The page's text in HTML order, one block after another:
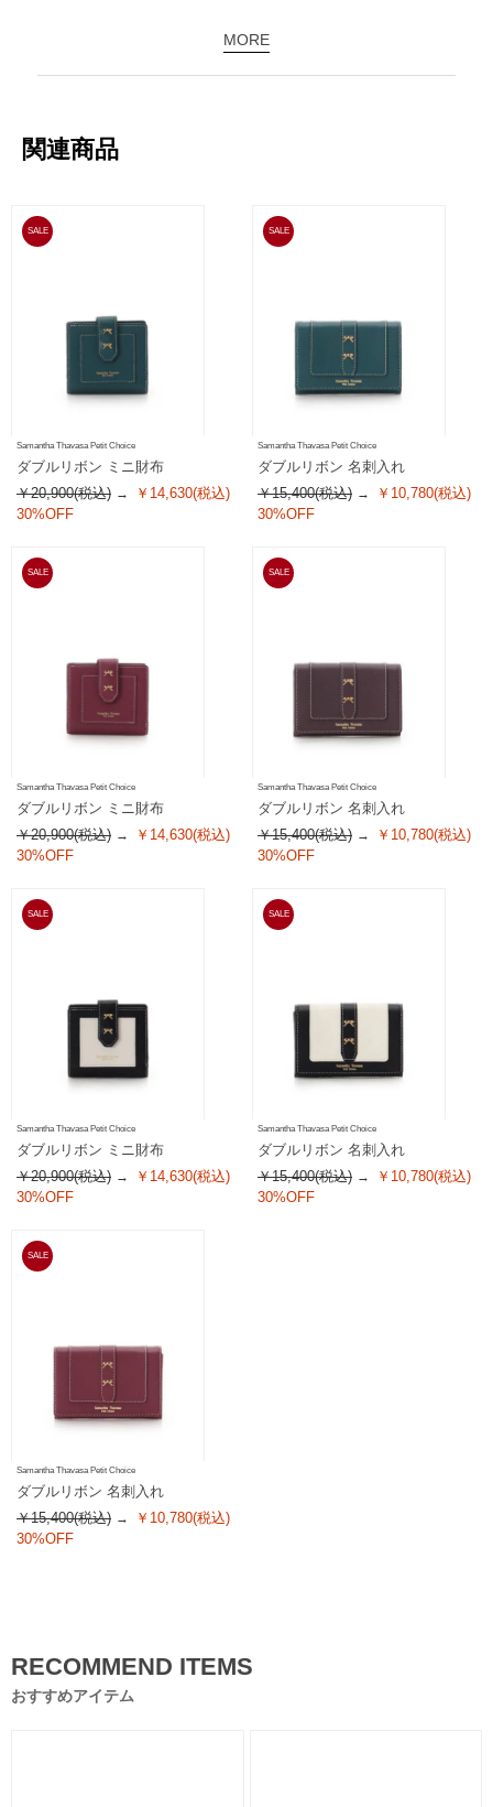
MORE
関連商品
SALE
Samantha Thavasa Petit Choice
ダブルリボン ミニ財布
￥20,900(税込)
￥14,630(税込)
30%OFF
SALE
Samantha Thavasa Petit Choice
ダブルリボン 名刺入れ
￥15,400(税込)
￥10,780(税込)
30%OFF
SALE
Samantha Thavasa Petit Choice
ダブルリボン ミニ財布
￥20,900(税込)
￥14,630(税込)
30%OFF
SALE
Samantha Thavasa Petit Choice
ダブルリボン 名刺入れ
￥15,400(税込)
￥10,780(税込)
30%OFF
SALE
Samantha Thavasa Petit Choice
ダブルリボン ミニ財布
￥20,900(税込)
￥14,630(税込)
30%OFF
SALE
Samantha Thavasa Petit Choice
ダブルリボン 名刺入れ
￥15,400(税込)
￥10,780(税込)
30%OFF
SALE
Samantha Thavasa Petit Choice
ダブルリボン 名刺入れ
￥15,400(税込)
￥10,780(税込)
30%OFF
RECOMMEND ITEMS
おすすめアイテム